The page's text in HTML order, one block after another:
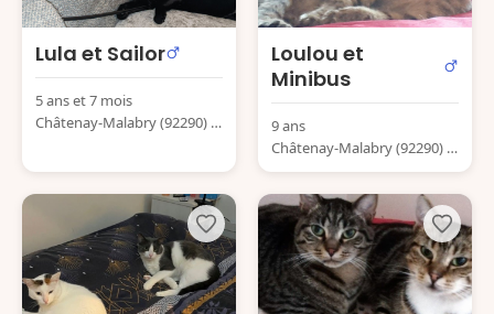
Lula et Sailor
5 ans et 7 mois
Châtenay-Malabry (92290) F
Loulou et
Minibus
9 ans
Châtenay-Malabry (92290) F
rance